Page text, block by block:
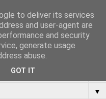
▼
to deliver its services
and user-agent are
and security
generate usage
abuse.
GOT IT